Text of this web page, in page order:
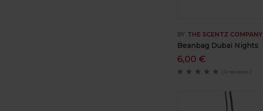
BY THE SCENTZ COMPANY
Beanbag Dubai Nights
6,00 €
( 0 reviews )